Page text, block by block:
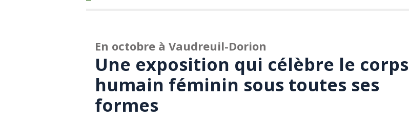
En octobre à Vaudreuil-Dorion
Une exposition qui célèbre le corps
humain féminin sous toutes ses
formes